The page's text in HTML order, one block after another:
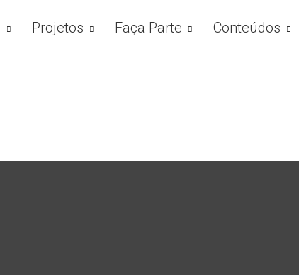
Projetos Faça Parte Conteúdos